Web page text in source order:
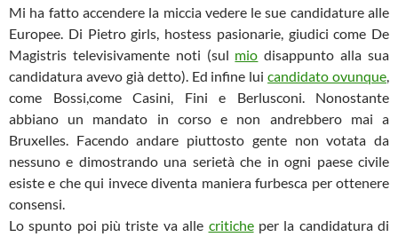
Mi ha fatto accendere la miccia vedere le sue candidature alle
Europee. Di Pietro girls, hostess pasionarie, giudici come De
Magistris televisivamente noti (sul mio disappunto alla sua
candidatura avevo già detto). Ed infine luicandidato ovunque,
come Bossi,come Casini, Fini e Berlusconi. Nonostante
abbiano un mandato in corso e non andrebbero mai a
Bruxelles. Facendo andare piuttosto gente non votata da
nessuno e dimostrando una serietà che in ogni paese civile
esiste e che qui invece diventa maniera furbesca per ottenere
consensi.
Lo spunto poi più triste va alle criticheper la candidatura di